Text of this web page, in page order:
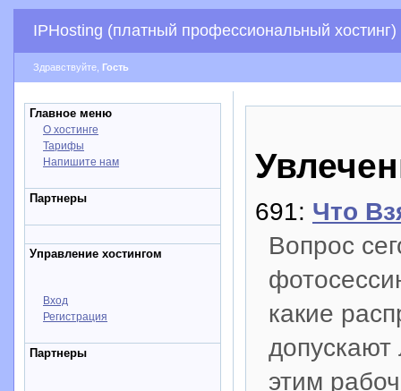
IPHosting (платный профессиональный хостинг)
Здравствуйте, Гость
Главное меню
О хостинге
Тарифы
Напишите нам
Партнеры
Управление хостингом
Вход
Регистрация
Партнеры
691: Что
Вопрос
какие
этим